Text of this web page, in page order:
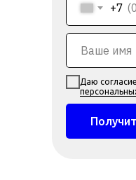
+7
Даю